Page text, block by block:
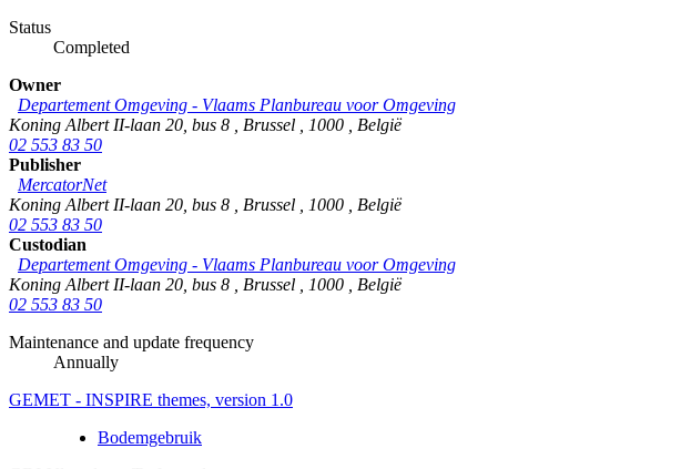
Status
Completed
Owner
Departement Omgeving - Vlaams Planbureau voor Omgeving
Koning Albert II-laan 20, bus 8
Brussel 1000
België
02 553 83 50
Publisher
MercatorNet
Koning Albert II-laan 20, bus 8
Brussel 1000
België
02 553 83 50
Custodian
Departement Omgeving - Vlaams Planbureau voor Omgeving
Koning Albert II-laan 20, bus 8
Brussel 1000
België
02 553 83 50
Maintenance and update frequency
Annually
GEMET - INSPIRE themes, version 1.0
Bodemgebruik